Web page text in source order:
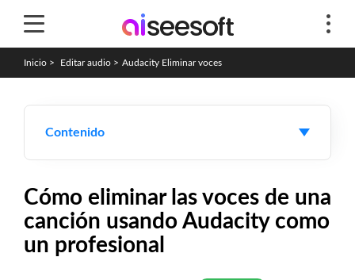
Inicio > Editar audio > Audacity Eliminar voces
Contenido
Cómo eliminar las voces de una
canción usando Audacity como
un profesional